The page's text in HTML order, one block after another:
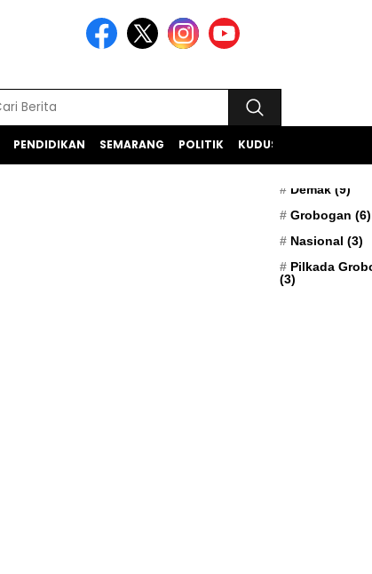
PENDIDIKAN SEMARANG POLITIK KUDUS
Apresiasi(5)
Demak (9)
Grobogan (6)
Nasional (3)
Pilkada
(3)